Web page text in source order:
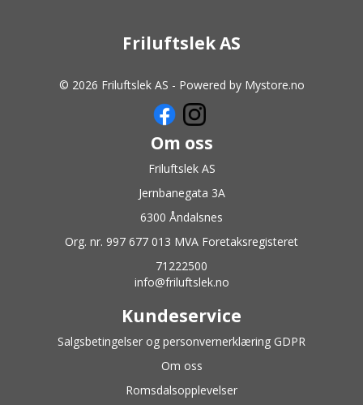
Friluftslek AS
© 2026 Friluftslek AS - Powered by Mystore.no
Om oss
Friluftslek AS
Jernbanegata 3A
6300 Åndalsnes
Org. nr. 997 677 013 MVA Foretaksregisteret
71222500
info@friluftslek.no
Kundeservice
Salgsbetingelser og personvernerklæring GDPR
Om oss
Romsdalsopplevelser